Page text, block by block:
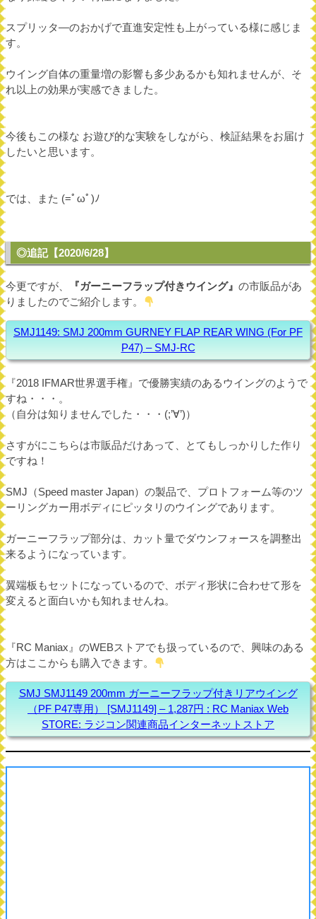
スプリッタ―のおかげで直進安定性も上がっている様に感じま
す。
ウイング自体の重量増の影響も多少あるかも知れませんが、そ
れ以上の効果が実感できました。
今後もこの様な お遊び的な実験をしながら、検証結果をお届け
したいと思います。
では、また (=ﾟωﾟ)ﾉ
◎追記【2020/6/28】
今更ですが、 『ガーニーフラップ付きウイング』 の市販品があ
りましたのでご紹介します。
SMJ1149: SMJ 200mm GURNEY FLAP REAR WING (For PF
P47) – SMJ-RC
『2018 IFMAR世界選手権』で優勝実績のあるウイングのようで
すね・・・。
（自分は知りませんでした・・・(;’∀’)）
さすがにこちらは市販品だけあって、とてもしっかりした作り
ですね！
SMJ（Speed master Japan）の製品で、プロトフォーム等のツ
ーリングカー用ボディにピッタリのウイングであります。
ガーニーフラップ部分は、カット量でダウンフォースを調整出
来るようになっています。
翼端板もセットになっているので、ボディ形状に合わせて形を
変えると面白いかも知れませんね。
『RC Maniax』のWEBストアでも扱っているので、興味のある
方はここからも購入できます。
SMJ SMJ1149 200mm ガーニーフラップ付きリアウイング
（PF P47専用） [SMJ1149] – 1,287円 : RC Maniax Web
STORE: ラジコン関連商品インターネットストア